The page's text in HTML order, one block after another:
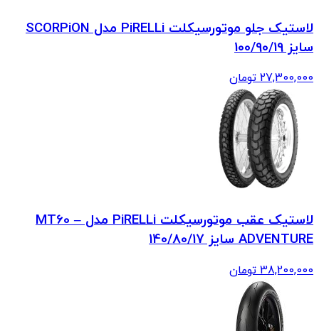
لاستیک جلو موتورسیکلت PiRELLi مدل SCORPiON
سایز 100/90/19
27,300,000 تومان
لاستیک عقب موتورسیکلت PiRELLi مدل MT60 –
ADVENTURE سایز 140/80/17
38,200,000 تومان